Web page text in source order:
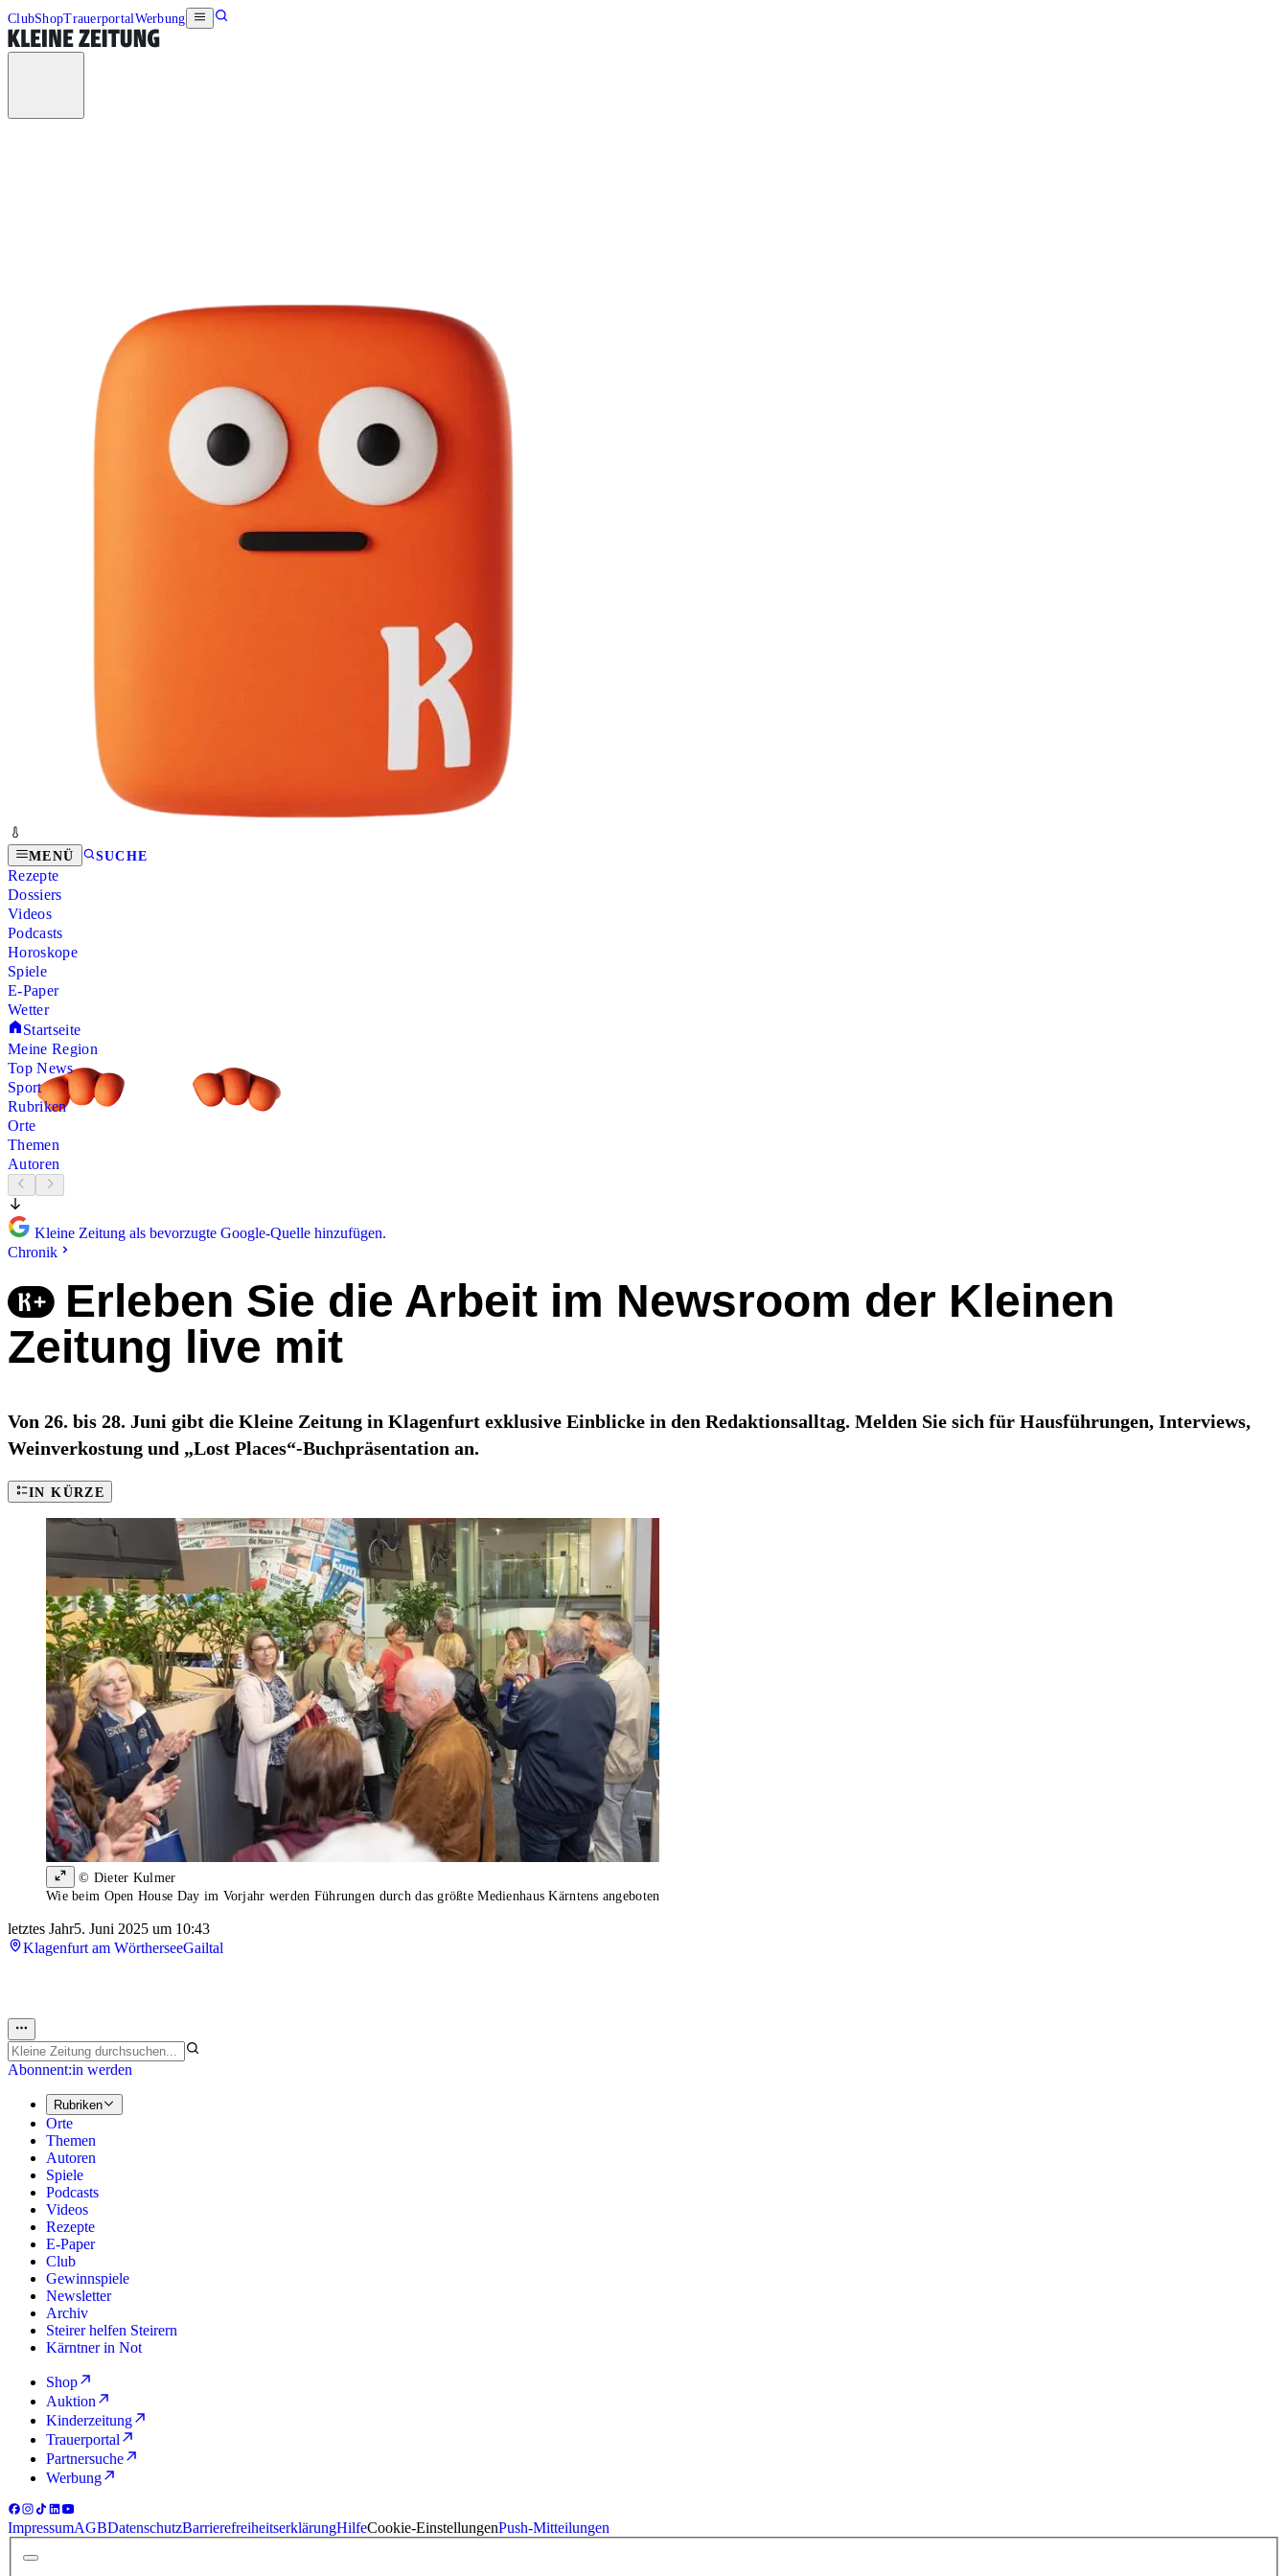
ClubShopTrauerportalWerbung
MENÜ SUCHE
Rezepte
Dossiers
Videos
Podcasts
Horoskope
Spiele
E-Paper
Wetter
Startseite
Meine Region
Top News
Sport
Rubriken
Orte
Themen
Autoren
Kleine Zeitung als bevorzugte Google-Quelle hinzufügen.
Chronik
Erleben Sie die Arbeit im Newsroom der Kleinen
Zeitung live mit
Von 26. bis 28. Juni gibt die Kleine Zeitung in Klagenfurt exklusive Einblicke in den Redaktionsalltag. Melden Sie sich für Hausführungen, Interviews,
Weinverkostung und „Lost Places“-Buchpräsentation an.
IN KÜRZE
© Dieter Kulmer
Wie beim Open House Day im Vorjahr werden Führungen durch das größte Medienhaus Kärntens angeboten
letztes Jahr5. Juni 2025 um 10:43
Klagenfurt am WörtherseeGailtal
Abonnent:in werden
Rubriken
Orte
Themen
Autoren
Spiele
Podcasts
Videos
Rezepte
E-Paper
Club
Gewinnspiele
Newsletter
Archiv
Steirer helfen Steirern
Kärntner in Not
Shop
Auktion
Kinderzeitung
Trauerportal
Partnersuche
Werbung
ImpressumAGBDatenschutzBarrierefreiheitserklärungHilfeCookie-EinstellungenPush-Mitteilungen